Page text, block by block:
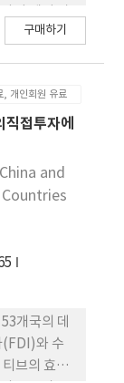
한다. 반대
의 부정적
이 있음을
BRI 전략을
오, 녹색
여한다.
요인을 간
함한 패널
는 FDI에 긍
다. 집계분
를 보였으
되었다. 제
정적 효과를
적 거리가
는 ESG 시
정교하게
무적으로
하고 산업
을 시사하
과 기술이
구매하기
, 개인회원 유료
접투자에
and
개국의 데
(FDI)와 수
브의 효과